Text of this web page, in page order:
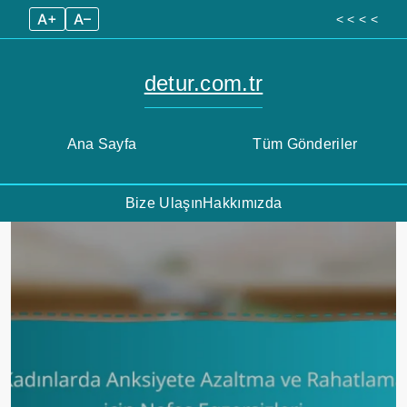
A+ A– < < < <
Ana Sayfa
detur.com.tr
Tüm Gönderiler
Bize UlaşınHakkımızda